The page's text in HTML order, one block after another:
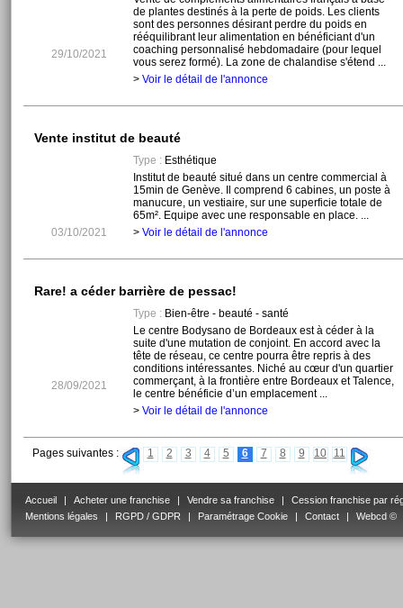
29/10/2021
de plantes destinés à la perte de poids. Les clients
sont des personnes désirant perdre du poids en
rééquilibrant leur alimentation en bénéficiant d'un
coaching personnalisé hebdomadaire (pour lequel
vous serez formé). La zone de chalandise s'étend ...
> Voir le détail de l'annonce
Vente institut de beauté
03/10/2021
Type :Esthétique
Institut de beauté situé dans un centre commercial à
15min de Genève. Il comprend 6 cabines, un poste à
manucure, un vestiaire, sur une superficie totale de
65m². Equipe avec une responsable en place. ...
> Voir le détail de l'annonce
Rare! a céder barrière de pessac!
28/09/2021
Type :Bien-être - beauté - santé
Le centre Bodysano de Bordeaux est à céder à la
suite d'une mutation de conjoint. En accord avec la
tête de réseau, ce centre pourra être repris à des
conditions intéressantes. Niché au cœur d'un quartier
commerçant, à la frontière entre Bordeaux et Talence,
le centre bénéficie d’un emplacement ...
> Voir le détail de l'annonce
Pages suivantes : 1 2 3 4 5 6 7 8 9 10 11
Accueil Acheter une franchise Vendre sa franchise
Cession franchise par
Mentions légales
RGPD / GDPR Paramétrage Cookie Contact Webcd ©